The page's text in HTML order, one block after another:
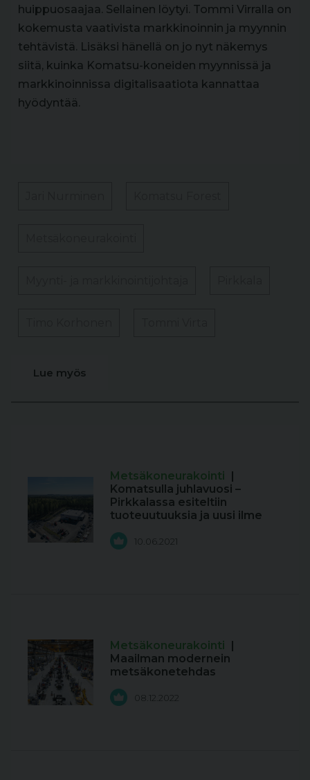
huippuosaajaa. Sellainen löytyi. Tommi Virralla on
kokemusta vaativista markkinoinnin ja myynnin
tehtävistä. Lisäksi hänellä on jo nyt näkemys
siitä, kuinka Komatsu-koneiden myynnissä ja
markkinoinnissa digitalisaatiota kannattaa
hyödyntää.
Lue myös
Metsäkoneurakointi
Komatsulla juhlavuosi –
Pirkkalassa esiteltiin
tuoteuutuuksia ja uusi ilme
10.06.2021
Metsäkoneurakointi
Maailman modernein
metsäkonetehdas
08.12.2022